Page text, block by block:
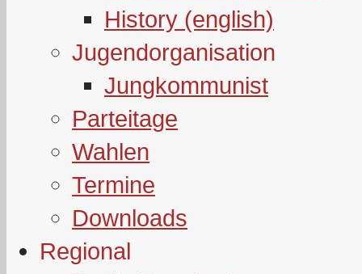
History (english)
Jugendorganisation
Jungkommunist
Parteitage
Wahlen
Termine
Downloads
Regional